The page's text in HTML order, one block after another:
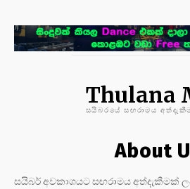
Thulana
සයිබරයේ සඟරාමය
About
සයිබර් අවකාශයට සඟරාමය අත්දැකීමක්